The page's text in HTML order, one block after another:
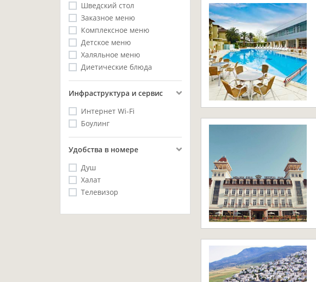
Шведский стол
Заказное меню
Комплексное меню
Детское меню
Халяльное меню
Диетические блюда
Инфраструктура и сервис
Интернет Wi-Fi
Боулинг
Удобства в номере
Душ
Халат
Телевизор